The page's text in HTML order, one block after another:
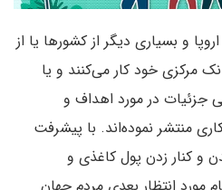
و بسیاری دیگر از کشورها یا از
مرکزی خود کار می‌کنند و یا
جزئيات در مورد اهداف و
منتشر نموده‌اند. با پیشرفت
و کنار زدن پول کاغذی و